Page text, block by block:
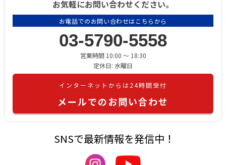
お気軽にお問い合わせください。
お電話でのお問い合わせはこちらから
03-5790-5558
営業時間 10:00 ～ 18:30
定休日: 水曜日
インターネットからは24時間受付
メールでのお問い合わせ
SNSで最新情報を発信中！